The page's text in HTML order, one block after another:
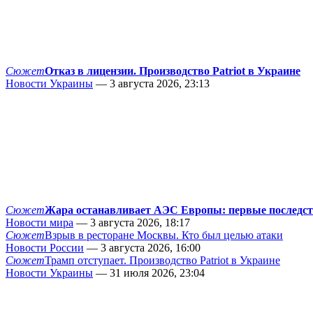
СюжетОтказ в лицензии. Производство Patriot в Украине
Новости Украины — 3 августа 2026, 23:13
СюжетЖара останавливает АЭС Европы: первые
Новости мира — 3 августа 2026, 18:17
СюжетВзрыв в ресторане Москвы. Кто был целью атаки
Новости России — 3 августа 2026, 16:00
СюжетТрамп отступает. Производство Patriot в Украине
Новости Украины — 31 июля 2026, 23:04